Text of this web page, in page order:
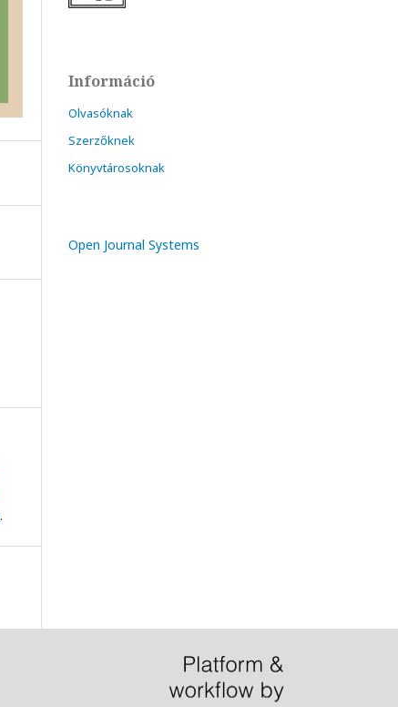
.
Információ
Olvasóknak
Szerzőknek
Könyvtárosoknak
Open Journal Systems